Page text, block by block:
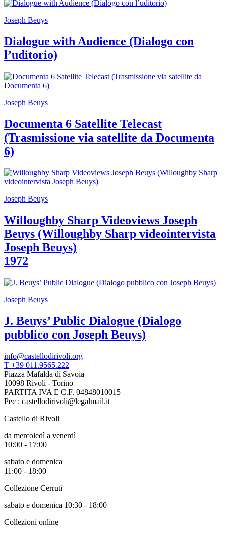
guidate
Summer
Progetti
Speciali
Ricerca
Sedi
Tutte
sedi
Castello
Manica
Lunga
Digitale
Visita
Biglietti
Shop
siamo
Area
Media
Organizza
il
tuo
Amministrazione
Whistleblowing
il
museo
Joseph Beuys
Dialogue with Audience (Dialogo con
l’uditorio)
Joseph Beuys
Documenta 6 Satellite Telecast
(Trasmissione via satellite da Documenta
6)
Joseph Beuys
Willoughby Sharp Videoviews Joseph
Beuys (Willoughby Sharp videointervista
Joseph Beuys)
1972
Joseph Beuys
J. Beuys’ Public Dialogue (Dialogo
pubblico con Joseph Beuys)
info@castellodirivoli.org
T +39 011.9565.222
Piazza Mafalda di Savoia
10098 Rivoli - Torino
PARTITA IVA E C.F. 04848010015
Pec : castellodirivoli@legalmail.it
Castello di Rivoli
da mercoledì a venerdì
10:00 - 17:00
sabato e domenica
11:00 - 18:00
Collezione Cerruti
sabato e domenica 10:30 - 18:00
Collezioni online